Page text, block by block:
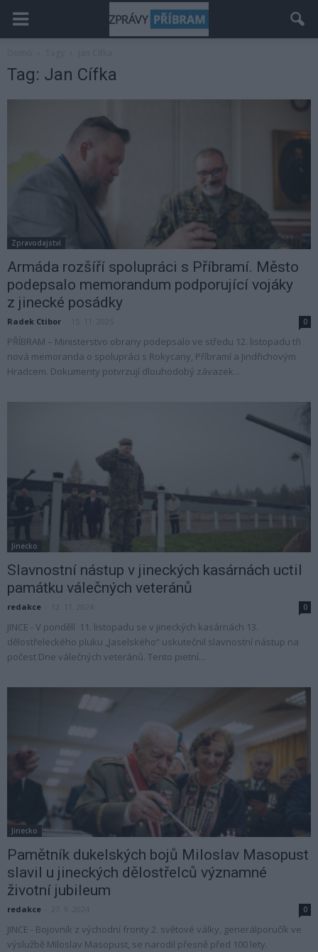
Tag: Jan Cífka
Zpravodajství
Armáda rozšíří spolupráci s Příbramí. Město
podepsalo memorandum podporující vojáky
z jinecké posádky
Radek Ctibor 0
PŘÍBRAM – Ministerstvo obrany podepsalo ve středu 12. listopadu tři
nová memoranda o spolupráci s Rokycany, Příbramí a Jindřichovým
Hradcem. Dokumenty potvrzují dlouhodobý závazek...
Jinecko
Slavnostní nástup v jineckých kasárnách uctil
památku válečných veteránů
redakce 0
JINCE - V pondělí 11. listopadu se v jineckých kasárnách 13.
dělostřeleckého pluku „Jaselského“ uskutečnil slavnostní nástup na
počest Dne válečných veteránů. Tento pietní...
Jinecko
Pamětník dukelských bojů Miloslav Masopust
slavil u jineckých dělostřelců významné
životní jubileum
redakce 0
JINCE - Bojovník z východní fronty 2. světové války, generálporučík ve
výslužbě Miloslav Masopust, se narodil přesně před 100 lety.